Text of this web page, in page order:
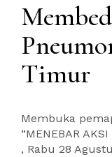
Timur
Membuka
“MENEBAR
, Rabu 28